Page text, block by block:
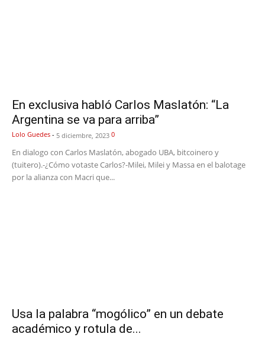
En exclusiva habló Carlos Maslatón: “La
Argentina se va para arriba”
Lolo Guedes - 5 diciembre, 2023 0
En dialogo con Carlos Maslatón, abogado UBA, bitcoinero y
(tuitero).-¿Cómo votaste Carlos?-Milei, Milei y Massa en el balotage
por la alianza con Macri que...
Usa la palabra “mogólico” en un debate
académico y rotula de...